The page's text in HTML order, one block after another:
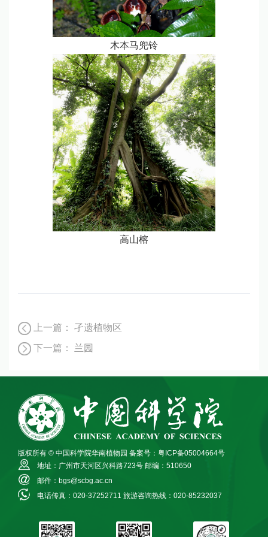
木本马兜铃
高山榕
上一篇：
孑遗植物区
下一篇：
兰园
版权所有 © 中国科学院华南植物园 备案号：粤ICP备05004664号
地址：广州市天河区兴科路723号 邮编：510650
邮件：bgs@scbg.ac.cn
电话传真：020-37252711 旅游咨询热线：020-85232037